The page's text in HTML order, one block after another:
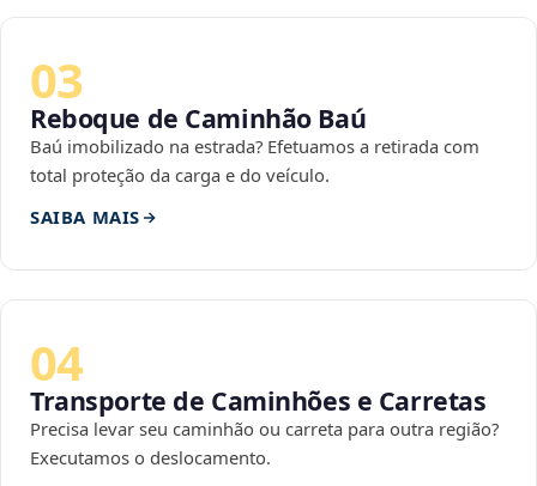
03
Reboque de Caminhão Baú
Baú imobilizado na estrada? Efetuamos a retirada com
total proteção da carga e do veículo.
SAIBA MAIS
04
Transporte de Caminhões e Carretas
Precisa levar seu caminhão ou carreta para outra região?
Executamos o deslocamento.